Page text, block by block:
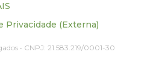
Privacidade (Externa)
• CNPJ: 21.583.219/0001-30